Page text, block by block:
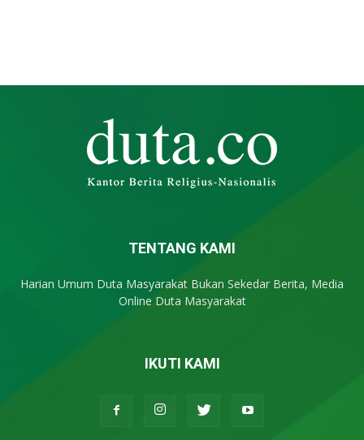
TENTANG KAMI
Harian Umum Duta Masyarakat Bukan Sekedar Berita, Media
Online Duta Masyarakat
IKUTI KAMI